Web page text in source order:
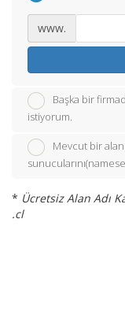
www.
Başka bir
istiyorum.
Mevcut bir
* Ücretsiz Alan Adı
.cl